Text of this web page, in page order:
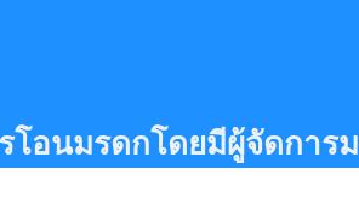
โอนมรดกโดยมีผู้จัดการ